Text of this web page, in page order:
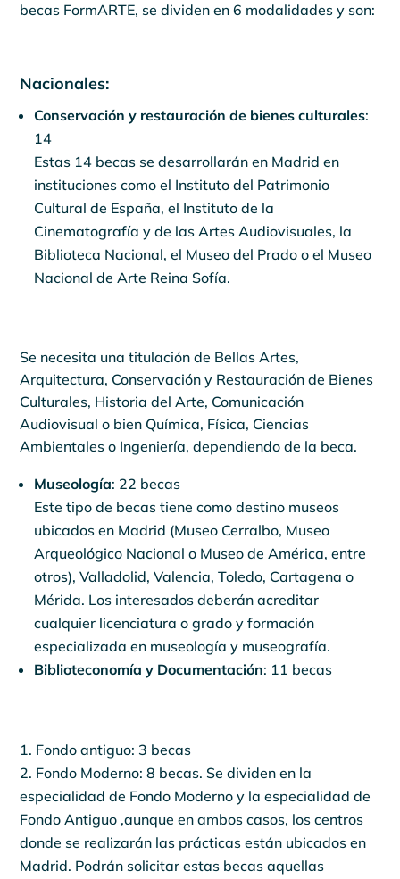
becas FormARTE, se dividen en 6 modalidades y son:
Nacionales:
Conservación y restauración de bienes culturales:
14
Estas 14 becas se desarrollarán en Madrid en
instituciones como el Instituto del Patrimonio
Cultural de España, el Instituto de la
Cinematografía y de las Artes Audiovisuales, la
Biblioteca Nacional, el Museo del Prado o el Museo
Nacional de Arte Reina Sofía.
Se necesita una titulación de Bellas Artes,
Arquitectura, Conservación y Restauración de Bienes
Culturales, Historia del Arte, Comunicación
Audiovisual o bien Química, Física, Ciencias
Ambientales o Ingeniería, dependiendo de la beca.
Museología: 22 becas
Este tipo de becas tiene como destino museos
ubicados en Madrid (Museo Cerralbo, Museo
Arqueológico Nacional o Museo de América, entre
otros), Valladolid, Valencia, Toledo, Cartagena o
Mérida. Los interesados deberán acreditar
cualquier licenciatura o grado y formación
especializada en museología y museografía.
Biblioteconomía y Documentación: 11 becas
Fondo antiguo: 3 becas
Fondo Moderno: 8 becas. Se dividen en la
especialidad de Fondo Moderno y la especialidad de
Fondo Antiguo ,aunque en ambos casos, los centros
donde se realizarán las prácticas están ubicados en
Madrid. Podrán solicitar estas becas aquellas